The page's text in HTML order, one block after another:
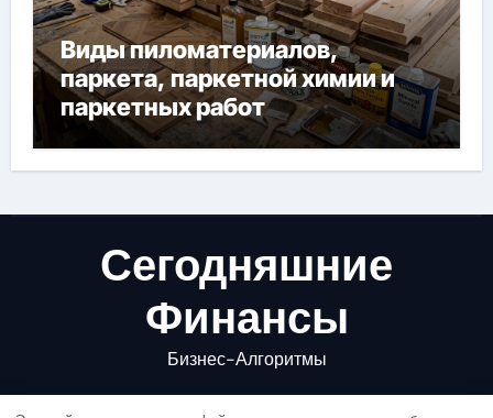
Виды пиломатериалов,
паркета, паркетной химии и
паркетных работ
Сегодняшние
Финансы
Бизнес-Алгоритмы